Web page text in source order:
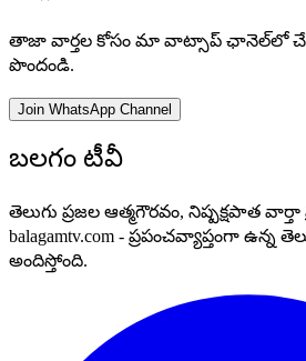
తాజా వార్తల కోసం మా వాట్సాప్ ఛానెల్‌లో
పొందండి.
Join WhatsApp Channel
బలగం టీవీ
తెలుగు ప్రజల ఆత్మగౌరవం, నిష్పక్షపాత
balagamtv.com - ప్రపంచవ్యాప్తంగా ఉన్న
అందిస్తోంది.